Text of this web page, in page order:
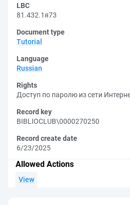
LBC
81.432.1я73
Document type
Tutorial
Language
Russian
Rights
Доступ по паролю из сети
Record key
BIBLIOCLUB\0000270250
Record create date
6/23/2025
Allowed Actions
View